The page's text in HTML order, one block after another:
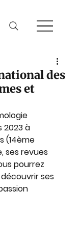
des
et
2023 à
(14ème
ses revues
pourrez
ses